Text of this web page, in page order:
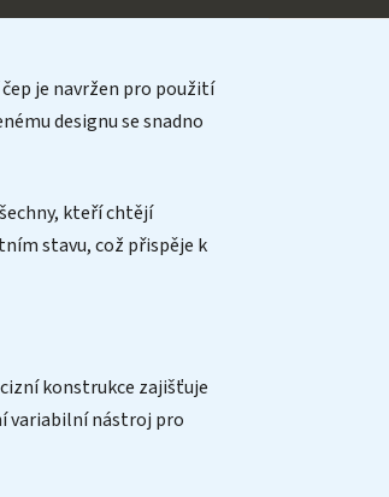
je navržen pro použití
designu se snadno
kteří chtějí
stavu, což přispěje k
konstrukce zajišťuje
variabilní nástroj pro